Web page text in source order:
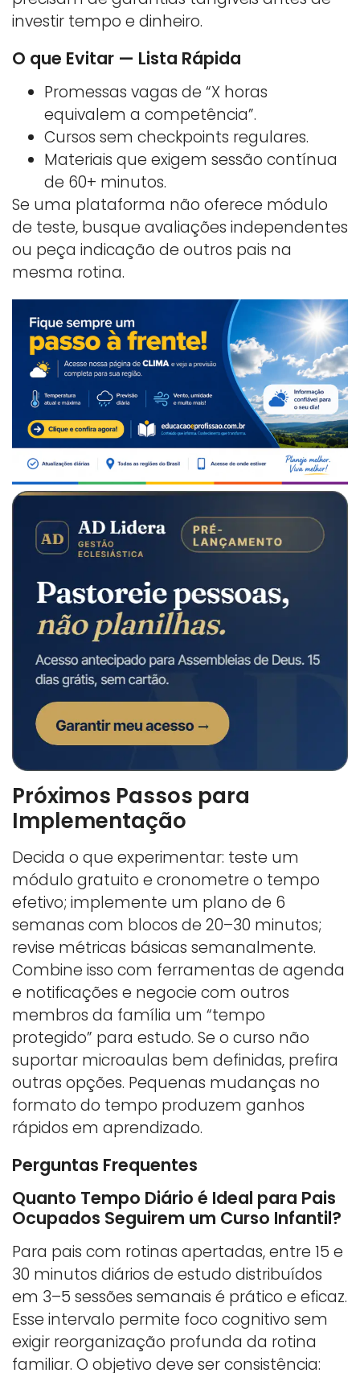
investir tempo e dinheiro.
O que Evitar — Lista Rápida
Promessas vagas de “X horas
equivalem a competência”.
Cursos sem checkpoints regulares.
Materiais que exigem sessão contínua
de 60+ minutos.
Se uma plataforma não oferece módulo
de teste, busque avaliações independentes
ou peça indicação de outros pais na
mesma rotina.
Próximos Passos para
Implementação
Decida o que experimentar: teste um
módulo gratuito e cronometre o tempo
efetivo; implemente um plano de 6
semanas com blocos de 20–30 minutos;
revise métricas básicas semanalmente.
Combine isso com ferramentas de agenda
e notificações e negocie com outros
membros da família um “tempo
protegido” para estudo. Se o curso não
suportar microaulas bem definidas, prefira
outras opções. Pequenas mudanças no
formato do tempo produzem ganhos
rápidos em aprendizado.
Perguntas Frequentes
Quanto Tempo Diário é Ideal para Pais
Ocupados Seguirem um Curso Infantil?
Para pais com rotinas apertadas, entre 15 e
30 minutos diários de estudo distribuídos
em 3–5 sessões semanais é prático e eficaz.
Esse intervalo permite foco cognitivo sem
exigir reorganização profunda da rotina
familiar. O objetivo deve ser consistência: